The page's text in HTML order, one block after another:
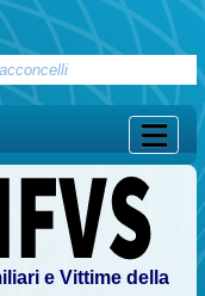
e Vittime della